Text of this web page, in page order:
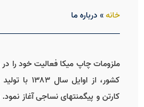
خانه » درباره ما
ملزومات چاپ میکا فعالیت خود را
کشور، از
کارتن و پیگمنتهای نساجی آغاز